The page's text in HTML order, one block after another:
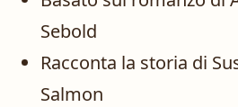
Sebold
Racconta la storia di
Salmon